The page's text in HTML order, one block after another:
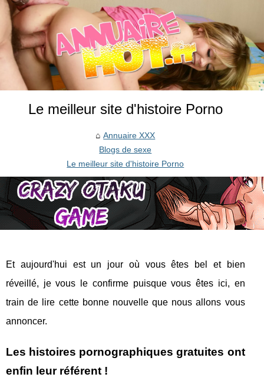
Le meilleur site d'histoire Porno
Annuaire XXX
Blogs de sexe
Le meilleur site d'histoire Porno
Et aujourd'hui est un jour où vous êtes bel et bien
réveillé, je vous le confirme puisque vous êtes ici, en
train de lire cette bonne nouvelle que nous allons vous
annoncer.
Les histoires pornographiques gratuites ont
enfin leur référent !